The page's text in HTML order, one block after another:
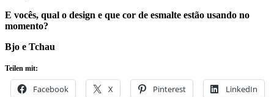
E vocês, qual o design e que cor de esmalte estão usando no
momento?
Bjo e Tchau
Teilen mit:
Facebook X Pinterest LinkedIn